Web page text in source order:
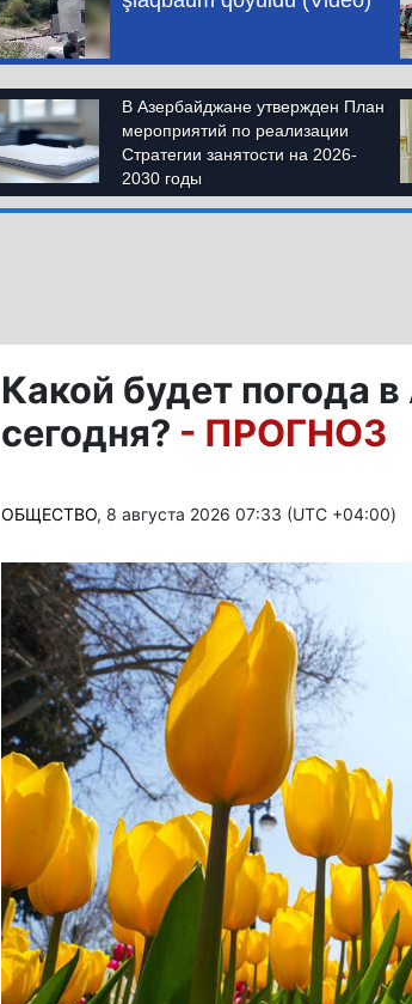
Какой будет погода
сегодня? - ПРОГНОЗ
ОБЩЕСТВО, 8 августа 2026 07:33 (UTC +04:00)